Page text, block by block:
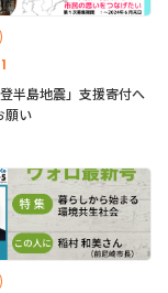
登半島地震」支援寄付へ
願い